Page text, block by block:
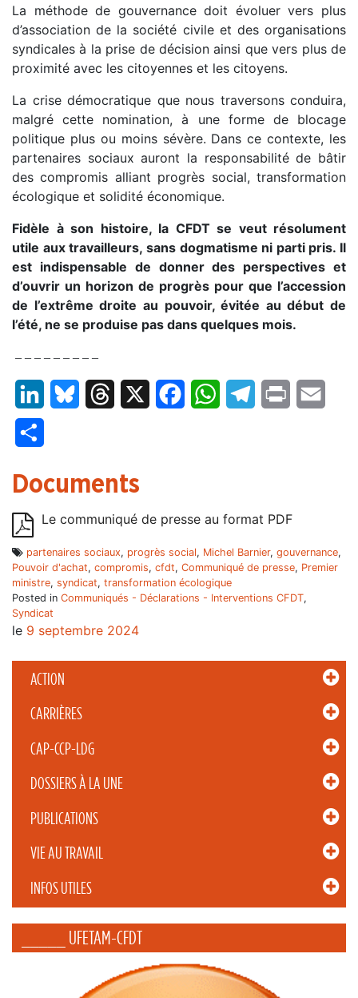
ACTION
CARRIÈRES
CAP-CCP-LDG
DOSSIERS À LA UNE
PUBLICATIONS
VIE AU TRAVAIL
INFOS UTILES
_____ UFETAM-CFDT
La méthode de gouvernance doit évoluer vers plus
d’association de la société civile et des organisations
syndicales à la prise de décision ainsi que vers plus de
proximité avec les citoyennes et les citoyens.
La crise démocratique que nous traversons conduira,
malgré cette nomination, à une forme de blocage
politique plus ou moins sévère. Dans ce contexte, les
partenaires sociaux auront la responsabilité de bâtir
des compromis alliant progrès social, transformation
écologique et solidité économique.
Fidèle à son histoire, la CFDT se veut résolument
utile aux travailleurs, sans dogmatisme ni parti pris. Il
est indispensable de donner des perspectives et
d’ouvrir un horizon de progrès pour que l’accession
de l’extrême droite au pouvoir, évitée au début de
l’été, ne se produise pas dans quelques mois.
– – – – – – – – –
LinkedInBluesky Threads FacebookWhatsAppTelegram
Print
Documents
Le communiqué de presse au format PDF
partenaires sociaux, progrès social, Michel Barnier, gouvernance,
Pouvoir d'achat, compromis, cfdt, Communiqué de presse, Premier
ministre, syndicat, transformation écologique
Posted in Communiqués - Déclarations - Interventions CFDT,
Syndicat
le 9 septembre 2024